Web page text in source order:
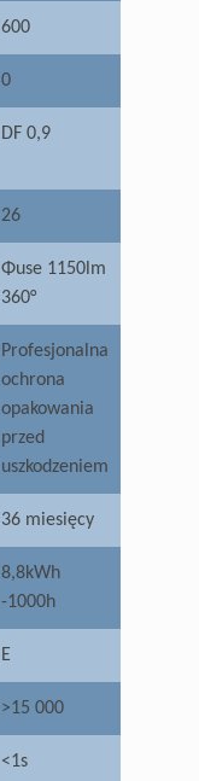
600
0
DF 0,9
26
Φuse 1150lm
360°
Profesjonalna
ochrona
opakowania
przed
uszkodzeniem
36 miesięcy
8,8kWh
-1000h
E
>15 000
<1s